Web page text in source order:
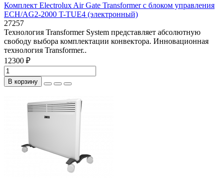
Комплект Electrolux Air Gate Transformer с блоком управления
ECH/AG2-2000 T-TUE4 (электронный)
27257
Технология Transformer System представляет абсолютную
свободу выбора комплектации конвектора. Инновационная
технология Transformer..
12300 ₽
В корзину